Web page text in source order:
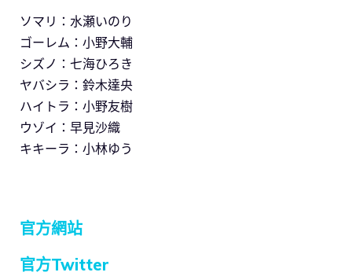
ソマリ：水瀬いのり
ゴーレム：小野大輔
シズノ：七海ひろき
ヤバシラ：鈴木達央
ハイトラ：小野友樹
ウゾイ：早見沙織
キキーラ：小林ゆう
官方網站
官方Twitter